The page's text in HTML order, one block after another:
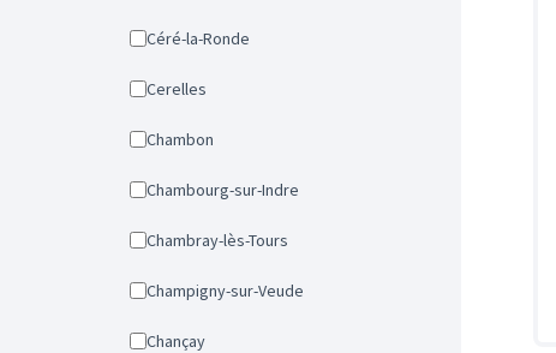
Céré-la-Ronde
Cerelles
Chambon
Chambourg-sur-Indre
Chambray-lès-Tours
Champigny-sur-Veude
Chançay